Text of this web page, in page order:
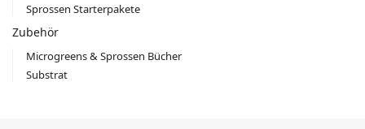
Sprossen Starterpakete
Zubehör
Microgreens & Sprossen Bücher
Substrat